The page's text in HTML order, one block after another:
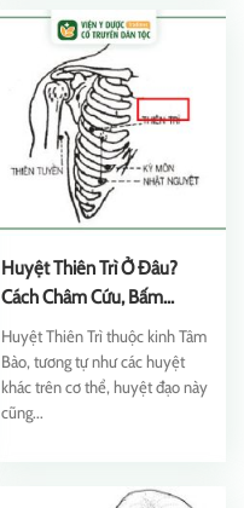
Huyệt Thiên Trì Ở Đâu?
Cách Châm Cứu, Bấm
Huyệt Chữa Bệnh
Huyệt Thiên Trì thuộc kinh Tâm
Bào, tương tự như các huyệt
khác trên cơ thể, huyệt đạo này
cũng...